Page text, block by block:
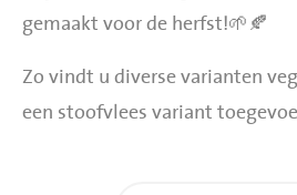
gemaakt voor de herfst!🌱🍂
Zo vindt u diverse varianten
een stoofvlees variant